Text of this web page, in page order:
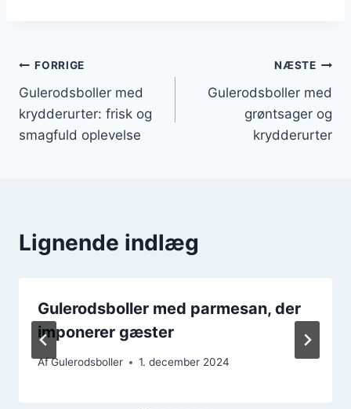
Indlægsnavigation
FORRIGE
Gulerodsboller med
krydderurter: frisk og
smagfuld oplevelse
NÆSTE
Gulerodsboller med
grøntsager og
krydderurter
Lignende indlæg
Gulerodsboller med parmesan, der
imponerer gæster
AfGulerodsboller 1. december 2024